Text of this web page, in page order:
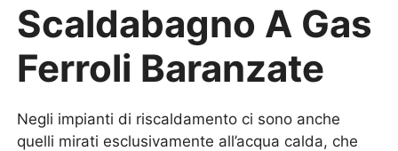
Scaldabagno A Gas
Ferroli Baranzate
Negli impianti di riscaldamento ci sono anche
quelli mirati esclusivamente all’acqua calda, che